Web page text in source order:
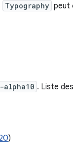
Typography peut
. Liste
)